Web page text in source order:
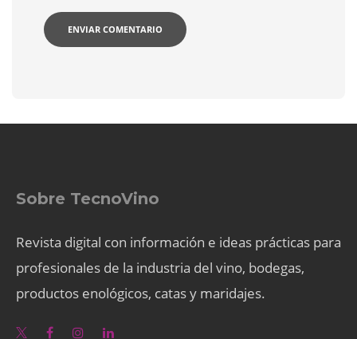
Sobre TecnoVino
Revista digital con información e ideas prácticas para
profesionales de la industria del vino, bodegas,
productos enológicos, catas y maridajes.